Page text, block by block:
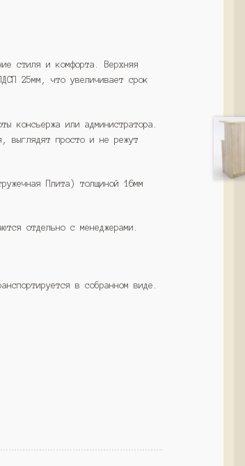
стиля и комфорта. Верхняя
25мм, что увеличивает срок
консьержа или администратора.
выглядят просто и не режут
Плита) толщиной 16мм
отдельно с менеджерами.
в собранном виде.